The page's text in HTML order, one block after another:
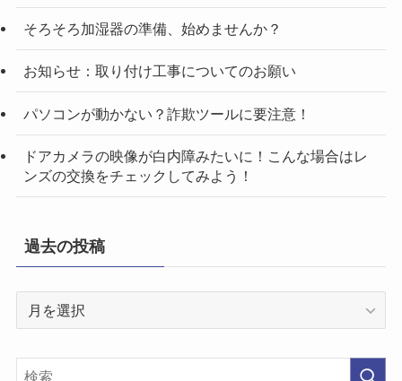
そろそろ加湿器の準備、始めませんか？
お知らせ：取り付け工事についてのお願い
パソコンが動かない？詐欺ツールに要注意！
ドアカメラの映像が白内障みたいに！こんな場合はレ
ンズの交換をチェックしてみよう！
過去の投稿
投